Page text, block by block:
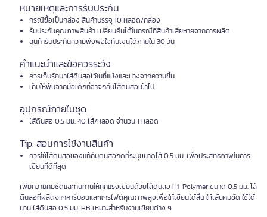
หมายเหตุและการรับประกัน
กรณีซื้อเป็นกล่อง สินค้าบรรจุ 10 หลอด/กล่อง
รับประกันคุณภาพสินค้า เปลี่ยนคืนได้ในกรณีที่สินค้าเสียหายจากการผลิต
สินค้ารับประกันความพึงพอใจคืนเงินได้ภายใน 30 วัน
คำแนะนำและข้อควรระวัง
ควรเก็บรักษาไส้ดินสอไว้ในที่แห้งและห่างจากความชื้น
เก็บให้พ้นจากมือเด็กที่อาจกลืนไส้ดินสอเข้าไป
อุปกรณ์ภายในชุด
ไส้ดินสอ 0.5 มม. 40 ไส้/หลอด จำนวน 1 หลอด
Tip. สอนการใช้งานสินค้า
ควรใช้ไส้ดินสอของแท้กับดินสอกดที่ระบุขนาดไส้ 0.5 มม. เพื่อประสิทธิภาพในการ
เขียนที่ดีที่สุด
เพิ่มความคมชัดและทนทานให้ทุกแรงเขียนด้วยไส้ดินสอ Hi-Polymer ขนาด 0.5 มม. ไส้
ดินสอที่ผลิตจากคาร์บอนและแกรไฟต์คุณภาพสูงเพื่อให้เขียนได้ลื่น ให้เส้นคมชัด ใช้ได้
นาน ไส้ดินสอ 0.5 มม. HB เหมาะสำหรับงานเขียนต่าง ๆ